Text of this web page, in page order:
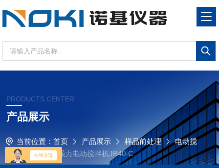
PRODUCTS CENTER
产品展示
当前位置： 首页 产品展示 样品前处理
电动搅
拌器
JB40-C强力电动搅拌机JB40-C